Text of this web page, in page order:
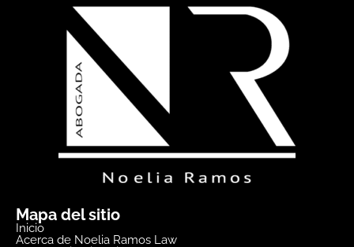
Mapa del sitio
Inicio
Acerca de Noelia Ramos Law